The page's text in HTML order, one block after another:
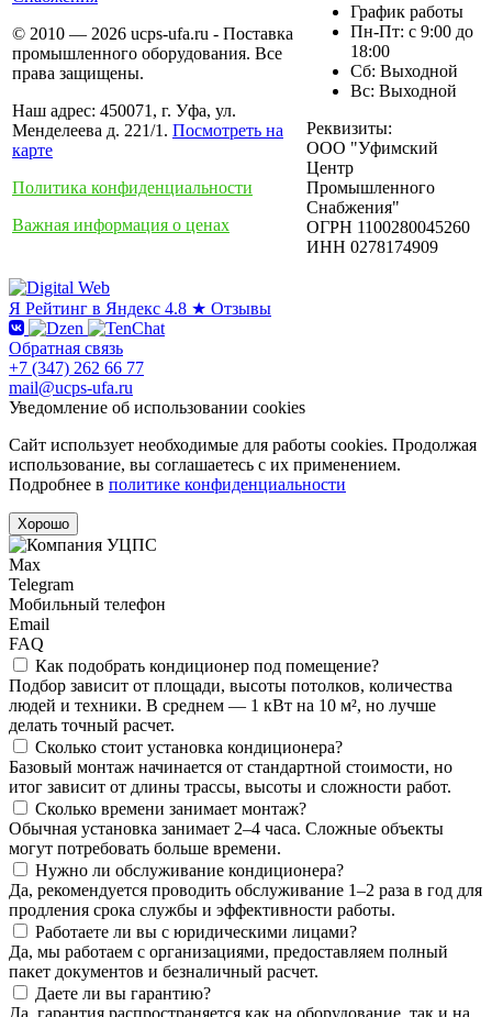
© 2010 — 2026 ucps-ufa.ru - Поставка
промышленного оборудования. Все
права защищены.
Наш адрес: 450071, г. Уфа, ул.
Менделеева д. 221/1. Посмотреть на
карте
Политика конфиденциальности
Важная информация о ценах
График работы
Пн-Пт: с 9:00 до
18:00
Сб: Выходной
Вс: Выходной
Реквизиты:
ООО "Уфимский
Центр
Промышленного
Снабжения"
ОГРН 1100280045260
ИНН 0278174909
Я Рейтинг в Яндекс 4.8 ★ Отзывы
Обратная связь
+7 (347) 262 66 77
mail@ucps-ufa.ru
Уведомление об использовании cookies
Сайт использует необходимые для работы cookies. Продолжая
использование, вы соглашаетесь с их применением.
Подробнее в политике конфиденциальности
Хорошо
Max
Telegram
Мобильный телефон
Email
FAQ
Как подобрать кондиционер под помещение?
Подбор зависит от площади, высоты потолков, количества
людей и техники. В среднем — 1 кВт на 10 м², но лучше
делать точный расчет.
Сколько стоит установка кондиционера?
Базовый монтаж начинается от стандартной стоимости, но
итог зависит от длины трассы, высоты и сложности работ.
Сколько времени занимает монтаж?
Обычная установка занимает 2–4 часа. Сложные объекты
могут потребовать больше времени.
Нужно ли обслуживание кондиционера?
Да, рекомендуется проводить обслуживание 1–2 раза в год для
продления срока службы и эффективности работы.
Работаете ли вы с юридическими лицами?
Да, мы работаем с организациями, предоставляем полный
пакет документов и безналичный расчет.
Даете ли вы гарантию?
Да, гарантия распространяется как на оборудование, так и на